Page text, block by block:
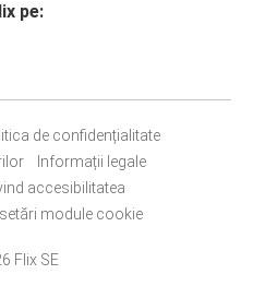
pe:
de confidențialitate
Informații legale
accesibilitatea
module cookie
Flix SE